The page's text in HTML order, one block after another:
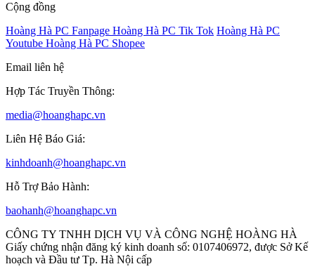
Cộng đồng
Hoàng Hà PC Fanpage Hoàng Hà PC Tik Tok Hoàng Hà PC
Youtube Hoàng Hà PC Shopee
Email liên hệ
Hợp Tác Truyền Thông:
media@hoanghapc.vn
Liên Hệ Báo Giá:
kinhdoanh@hoanghapc.vn
Hỗ Trợ Bảo Hành:
baohanh@hoanghapc.vn
CÔNG TY TNHH DỊCH VỤ VÀ CÔNG NGHỆ HOÀNG HÀ
Giấy chứng nhận đăng ký kinh doanh số: 0107406972, được Sở Kế
hoạch và Đầu tư Tp. Hà Nội cấp